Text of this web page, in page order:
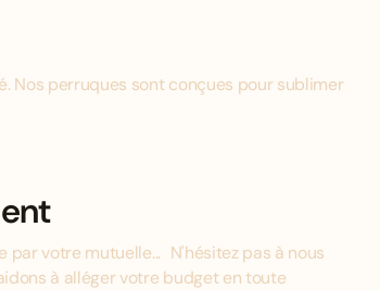
Nos perruques sont conçues pour sublimer
par votre mutuelle... N'hésitez pas à nous
à alléger votre budget en toute